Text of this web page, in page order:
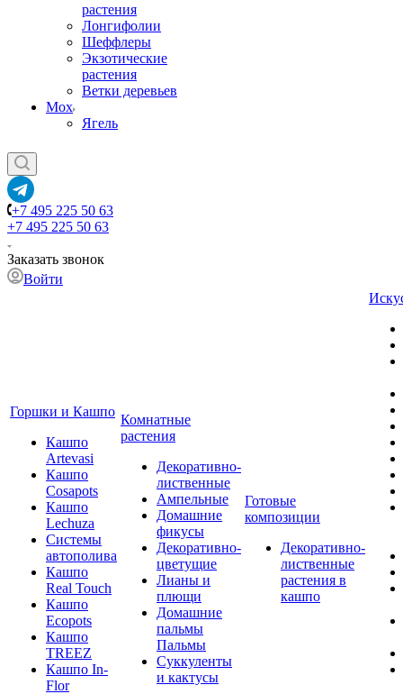
растения
Лонгифолии
Шеффлеры
Экзотические
растения
Ветки деревьев
Мох
Ягель
+7 495 225 50 63
+7 495 225 50 63
Заказать звонок
Войти
Горшки и Кашпо
Кашпо
Artevasi
Кашпо
Cosapots
Кашпо
Lechuza
Системы
автополива
Кашпо
Real Touch
Кашпо
Ecopots
Кашпо
TREEZ
Кашпо In-
Flor
Комнатные
растения
Декоративно-
лиственные
Ампельные
Домашние
фикусы
Декоративно-
цветущие
Лианы и
плющи
Домашние
пальмы
Пальмы
Суккуленты
и кактусы
Готовые
композиции
Декоративно-
лиственные
растения в
кашпо